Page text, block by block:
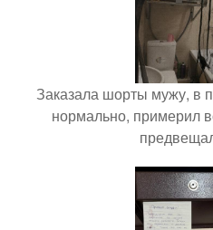
Заказала шорты мужу, в
нормально, примерил